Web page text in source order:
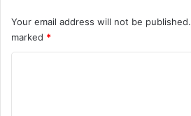
Your email address will not be published.
marked *